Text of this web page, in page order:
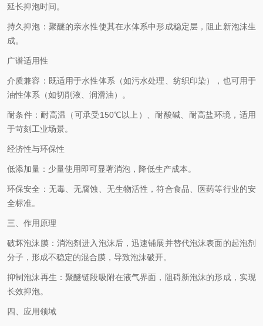
延长抑泡时间。
持久抑泡：聚醚的亲水性使其在水体系中形成稳定层，阻止新泡沫生
成。
广谱适用性
介质兼容：既适用于水性体系（如污水处理、纺织印染），也可用于
油性体系（如切削液、润滑油）。
耐条件：耐高温（可承受150℃以上）、耐酸碱、耐高盐环境，适用
于苛刻工业场景。
经济性与环保性
低添加量：少量使用即可显著消泡，降低生产成本。
环保安全：无毒、无腐蚀、无生物活性，符合食品、医药等行业的安
全标准。
三、作用原理
破坏泡沫膜：消泡剂进入泡沫后，迅速铺展并替代泡沫表面的起泡剂
分子，形成不稳定的混合膜，导致泡沫破开。
抑制泡沫再生：聚醚链段吸附在液气界面，阻碍新泡沫的形成，实现
长效抑泡。
四、应用领域